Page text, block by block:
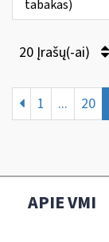
tabakas)
20 Įrašų(-ai)
1 ... 20
APIE VMI